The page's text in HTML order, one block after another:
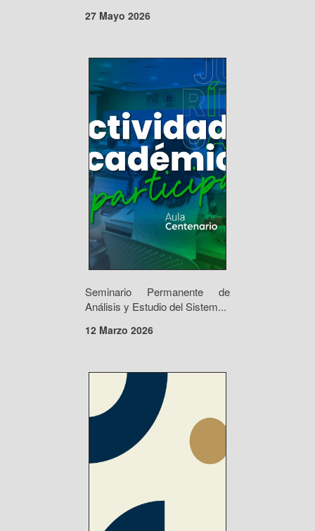
27 Mayo 2026
Seminario Permanente de
Análisis y Estudio del Sistem...
12 Marzo 2026